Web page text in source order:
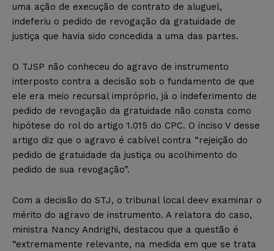
uma ação de execução de contrato de aluguel,
indeferiu o pedido de revogação da gratuidade de
justiça que havia sido concedida a uma das partes.
O TJSP não conheceu do agravo de instrumento
interposto contra a decisão sob o fundamento de que
ele era meio recursal impróprio, já o indeferimento de
pedido de revogação da gratuidade não consta como
hipótese do rol do artigo 1.015 do CPC. O inciso V desse
artigo diz que o agravo é cabível contra “rejeição do
pedido de gratuidade da justiça ou acolhimento do
pedido de sua revogação”.
Com a decisão do STJ, o tribunal local deev examinar o
mérito do agravo de instrumento. A relatora do caso,
ministra Nancy Andrighi, destacou que a questão é
“extremamente relevante, na medida em que se trata